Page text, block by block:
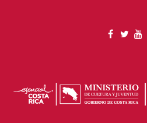
SOCIAL